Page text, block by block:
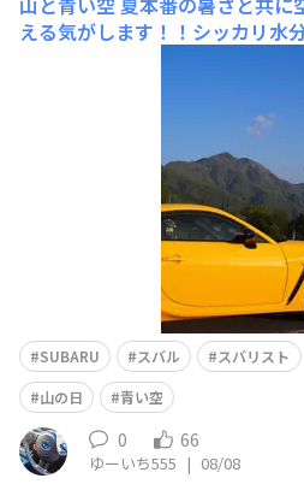
える気がします！！シッカリ水
SUBARU スバル スバリスト
山の日
青い空
0 66
ゆーいち555 | 08/08